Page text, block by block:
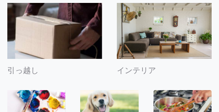
引っ越し インテリア